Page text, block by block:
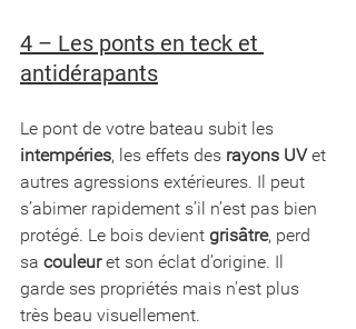
4 – Les ponts en teck et
antidérapants
Le pont de votre bateau subit les
intempéries, les effets des rayons UV et
autres agressions extérieures. Il peut
s’abimer rapidement s’il n’est pas bien
protégé. Le bois devient grisâtre, perd
sa couleur et son éclat d’origine. Il
garde ses propriétés mais n’est plus
très beau visuellement.